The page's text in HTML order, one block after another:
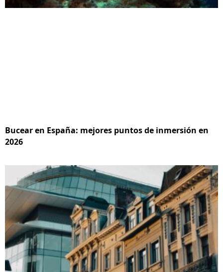
Bucear en España: mejores puntos de inmersión en
2026